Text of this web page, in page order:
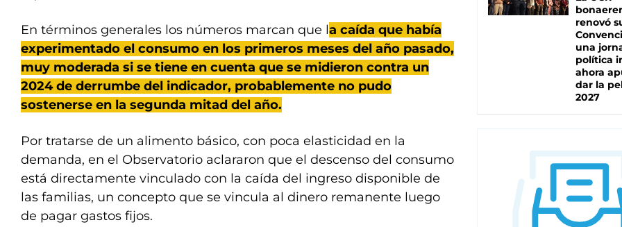
En términos generales los números marcan que la caída que había
experimentado el consumo en los primeros meses del año pasado,
muy moderada si se tiene en cuenta que se midieron contra un
2024 de derrumbe del indicador, probablemente no pudo
sostenerse en la segunda mitad del año.
Por tratarse de un alimento básico, con poca elasticidad en la
demanda, en el Observatorio aclararon que el descenso del consumo
está directamente vinculado con la caída del ingreso disponible de
las familias, un concepto que se vincula al dinero remanente luego
de pagar gastos fijos.
renovó
una
política
ahora
dar la
2027